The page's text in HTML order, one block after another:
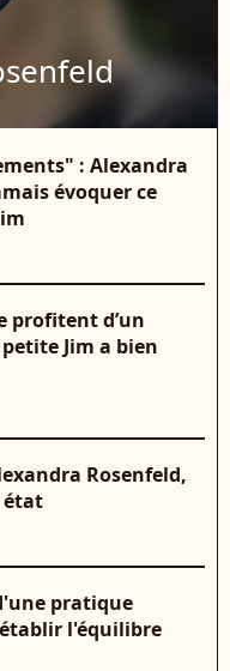
: Alexandra
évoquer ce
profitent d’un
Jim a bien
Rosenfeld,
état
pratique
l'équilibre